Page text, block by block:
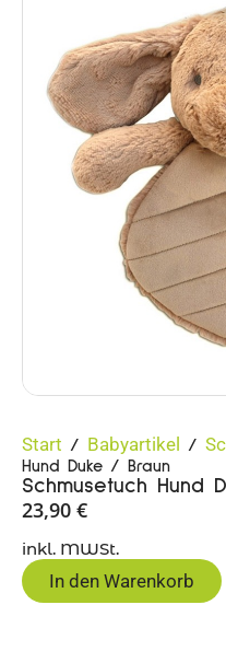
Start / Babyartikel /
Hund Duke / Braun
Schmusetuch Hund
23,90 €
inkl. MWSt.
In den Warenkorb